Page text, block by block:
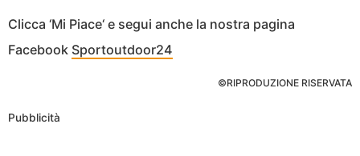
Clicca ‘Mi Piace‘ e segui anche la nostra pagina
Facebook Sportoutdoor24
©RIPRODUZIONE RISERVATA
Pubblicità